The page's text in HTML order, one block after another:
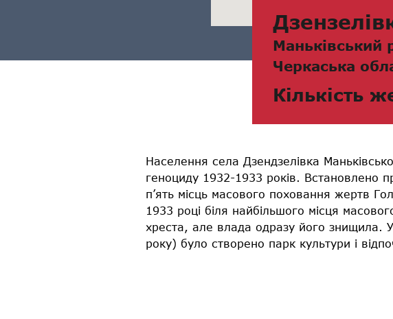
Маньківський
Черкаська
Кількість
Населення села Дзендзелівка
геноциду 1932-1933 років. Встановлено
п’ять місць масового поховання жертв
1933 році біля найбільшого місця
хреста, але влада одразу його знищила.
року) було створено парк культури і